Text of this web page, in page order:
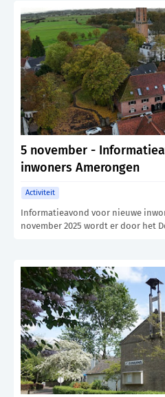
5 november -
inwoners Amerongen
Activiteit
Informatieavond voor nieuwe
november 2025 wordt er door het